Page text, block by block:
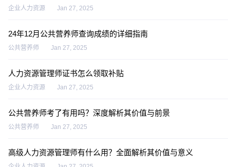
企业人力资源 Jan 27, 2025
24年12月公共营养师查询成绩的详细指南
公共营养师 Jan 27, 2025
人力资源管理师证书怎么领取补贴
企业人力资源 Jan 27, 2025
公共营养师考了有用吗？深度解析其价值与前景
公共营养师 Jan 27, 2025
高级人力资源管理师有什么用？全面解析其价值与意义